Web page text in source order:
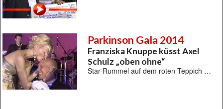
Parkinson Gala 2014
Franziska Knuppe küsst Axel
Schulz „oben ohne“
Star-Rummel auf dem roten Teppich …